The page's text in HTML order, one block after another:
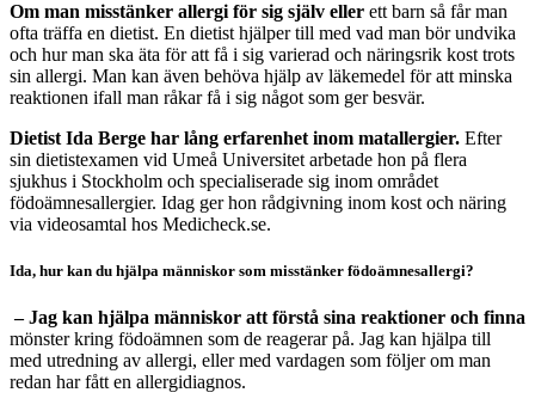
Om man misstänker allergi för sig själv eller ett barn så får man
ofta träffa en dietist. En dietist hjälper till med vad man bör undvika
och hur man ska äta för att få i sig varierad och näringsrik kost trots
sin allergi. Man kan även behöva hjälp av läkemedel för att minska
reaktionen ifall man råkar få i sig något som ger besvär.
Dietist Ida Berge har lång erfarenhet inom matallergier. Efter
sin dietistexamen vid Umeå Universitet arbetade hon på flera
sjukhus i Stockholm och specialiserade sig inom området
födoämnesallergier. Idag ger hon rådgivning inom kost och näring
via videosamtal hos Medicheck.se.
Ida, hur kan du hjälpa människor som misstänker födoämnesallergi?
– Jag kan hjälpa människor att förstå sina reaktioner och finna
mönster kring födoämnen som de reagerar på. Jag kan hjälpa till
med utredning av allergi, eller med vardagen som följer om man
redan har fått en allergidiagnos.